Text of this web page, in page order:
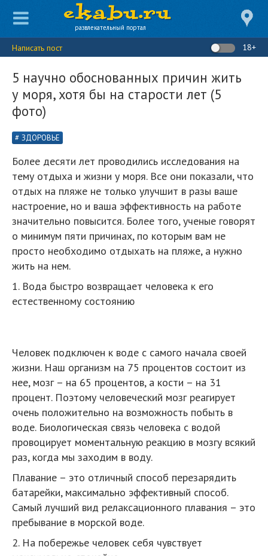
развлекательный портал
Написать пост 18+
5 научно обоснованных причин жить
у моря, хотя бы на старости лет (5
фото)
ЗДОРОВЬЕ
Более десяти лет проводились исследования на
тему отдыха и жизни у моря. Все они показали, что
отдых на пляже не только улучшит в разы ваше
настроение, но и ваша эффективность на работе
значительно повысится. Более того, ученые говорят
о минимум пяти причинах, по которым вам не
просто необходимо отдыхать на пляже, а нужно
жить на нем.
1. Вода быстро возвращает человека к его
естественному состоянию
Человек подключен к воде с самого начала своей
жизни. Наш организм на 75 процентов состоит из
нее, мозг – на 65 процентов, а кости – на 31
процент. Поэтому человеческий мозг реагирует
очень положительно на возможность побыть в
воде. Биологическая связь человека с водой
провоцирует моментальную реакцию в мозгу всякий
раз, когда мы заходим в воду.
Плавание – это отличный способ перезарядить
батарейки, максимально эффективный способ.
Самый лучший вид релаксационного плавания – это
пребывание в морской воде.
2. На побережье человек себя чувствует